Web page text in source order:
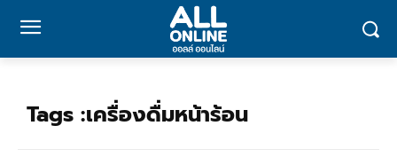
Tags :เครื่องดื่มหน้าร้อน